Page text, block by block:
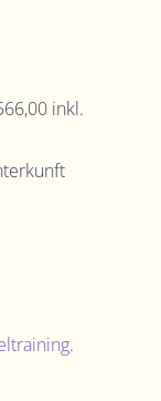
inkl.
.